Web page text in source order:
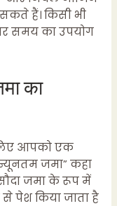
हैं। किसी भी
समय का उपयोग
का
आपको एक
जमा” कहा
जमा के रूप में
पेश किया जाता है